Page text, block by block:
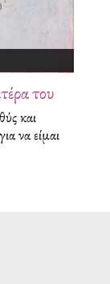
του
και
να είμαι